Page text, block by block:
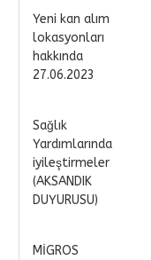
Yeni kan alım
lokasyonları
hakkında
27.06.2023
Sağlık
Yardımlarında
iyileştirmeler
(AKSANDIK
DUYURUSU)
MİGROS